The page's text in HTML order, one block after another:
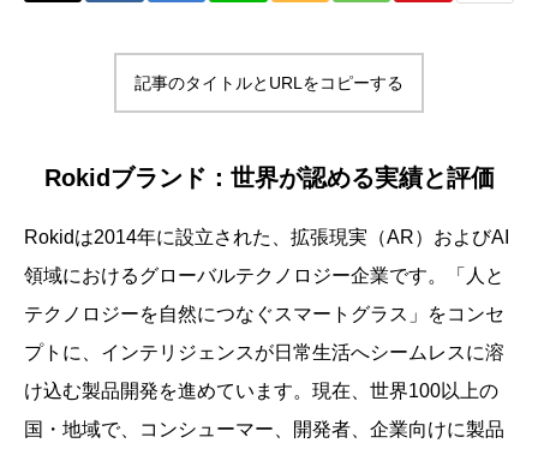
記事のタイトルとURLをコピーする
Rokidブランド：世界が認める実績と評価
Rokidは2014年に設立された、拡張現実（AR）およびAI
領域におけるグローバルテクノロジー企業です。「人と
テクノロジーを自然につなぐスマートグラス」をコンセ
プトに、インテリジェンスが日常生活へシームレスに溶
け込む製品開発を進めています。現在、世界100以上の
国・地域で、コンシューマー、開発者、企業向けに製品